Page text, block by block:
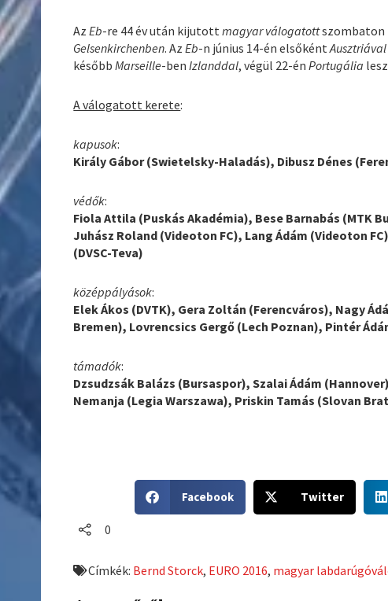
AzEb-re 44 év után kijutottmagyar válogatottszombaton
Gelsenkirchenben. AzEb-n június 14-én elsőkéntAusztriával
későbbMarseille-benIzlanddal, végül 22-énPortugália
A válogatott kerete:
kapusok:
Király Gábor (Swietelsky-Haladás), Dibusz Dénes
védők:
Fiola Attila (Puskás Akadémia), Bese Barnabás (MTK
Juhász Roland (Videoton FC), Lang Ádám (Videoton
(DVSC-Teva)
középpályások:
Elek Ákos (DVTK), Gera Zoltán (Ferencváros), Nagy
Bremen), Lovrencsics Gergő (Lech Poznan), Pintér
támadók:
Dzsudzsák Balázs (Bursaspor), Szalai Ádám
Nemanja (Legia Warszawa), Priskin Tamás (Slovan
h
o
Facebook
h
o
Twitter
h
o
0
Címkék: Bernd Storck, EURO 2016, magyar